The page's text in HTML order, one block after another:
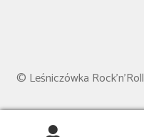
© Leśniczówka